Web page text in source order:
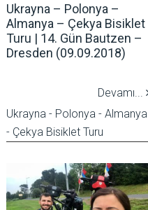
Ukrayna – Polonya –
Almanya – Çekya Bisiklet
Turu | 14. Gün Bautzen –
Dresden (09.09.2018)
Devamı...
Ukrayna - Polonya - Almanya
- Çekya Bisiklet Turu